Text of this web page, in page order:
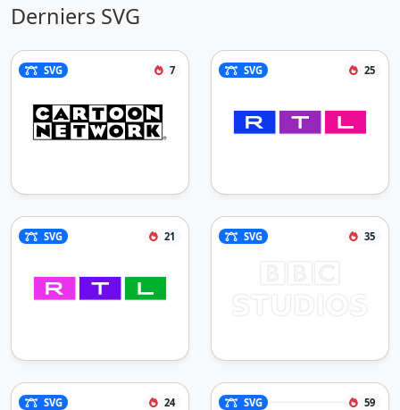
Derniers SVG
SVG 7 SVG 25
SVG 21 SVG 35
SVG 24 SVG 59